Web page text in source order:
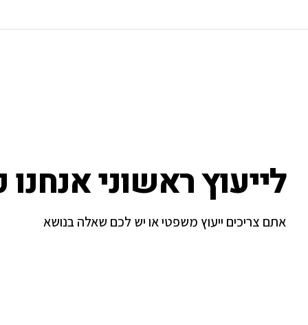
לייעוץ ראשוני אנחנו
אתם צריכים ייעוץ משפטי או יש לכם שאלה בנושא